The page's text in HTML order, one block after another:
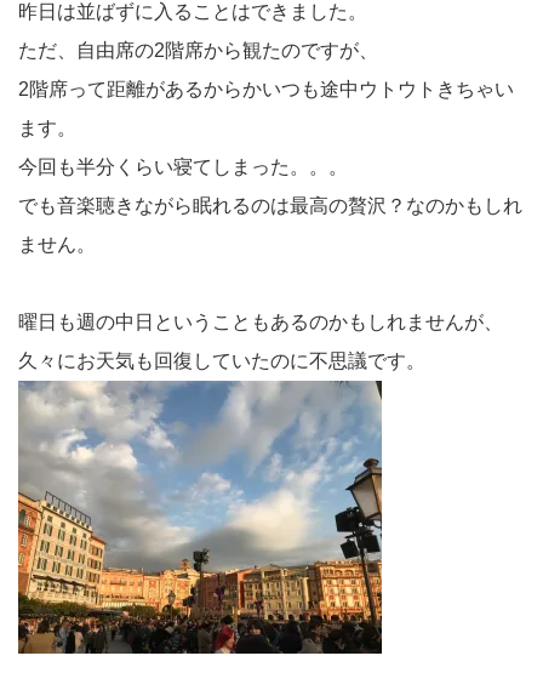
昨日は並ばずに入ることはできました。
ただ、自由席の2階席から観たのですが、
2階席って距離があるからかいつも途中ウトウトきちゃい
ます。
今回も半分くらい寝てしまった。。。
でも音楽聴きながら眠れるのは最高の贅沢？なのかもしれ
ません。
曜日も週の中日ということもあるのかもしれませんが、
久々にお天気も回復していたのに不思議です。